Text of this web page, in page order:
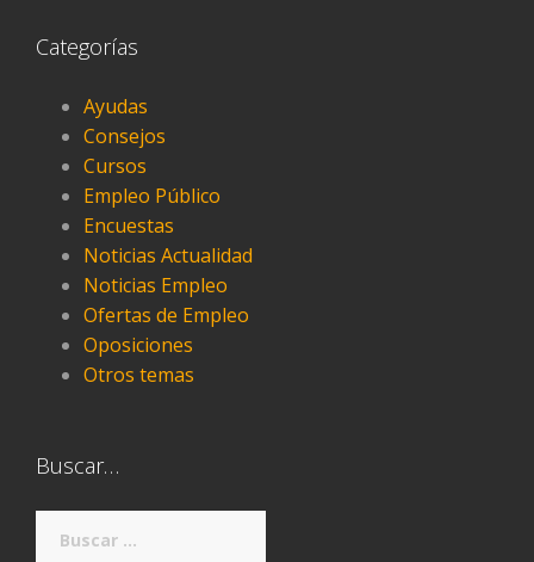
Categorías
Ayudas
Consejos
Cursos
Empleo Público
Encuestas
Noticias Actualidad
Noticias Empleo
Ofertas de Empleo
Oposiciones
Otros temas
Buscar…